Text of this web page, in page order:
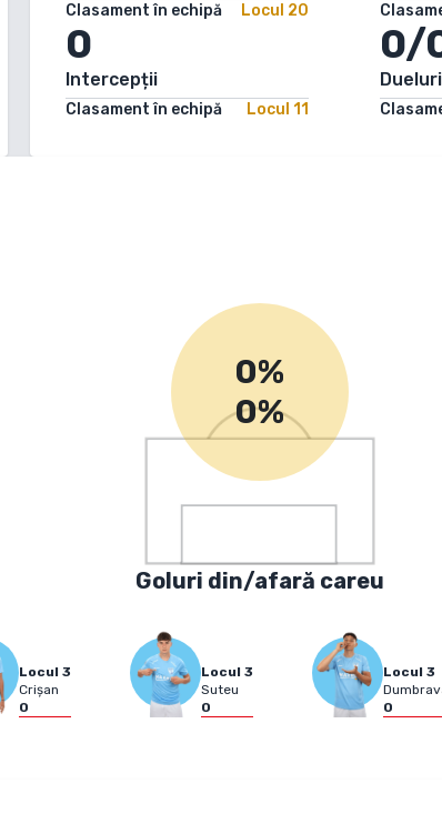
Clasament în echipă Locul 20
0
Intercepții
Clasament în echipă Locul 11
0/
0%
0%
Goluri din/afară careu
Locul3
Crișan
0
Locul3
Suteu
0
Locul 3
0